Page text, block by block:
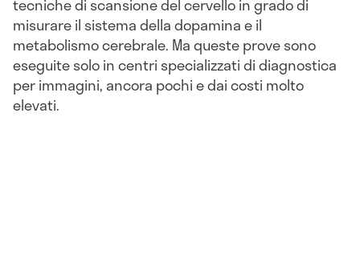
tecniche di scansione del cervello in grado di
misurare il sistema della dopamina e il
metabolismo cerebrale. Ma queste prove sono
eseguite solo in centri specializzati di diagnostica
per immagini, ancora pochi e dai costi molto
elevati.